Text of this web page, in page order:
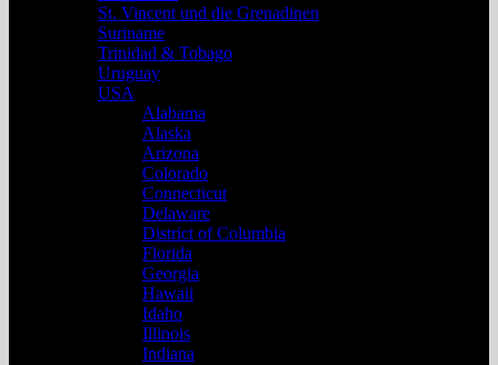
St. Vincent und die Grenadinen
Suriname
Trinidad & Tobago
Uruguay
USA
Alabama
Alaska
Arizona
Colorado
Connecticut
Delaware
District of Columbia
Florida
Georgia
Hawaii
Idaho
Illinois
Indiana